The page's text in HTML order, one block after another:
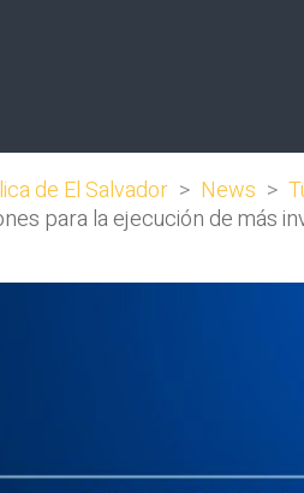
de El Salvador > News >
para la ejecución de más